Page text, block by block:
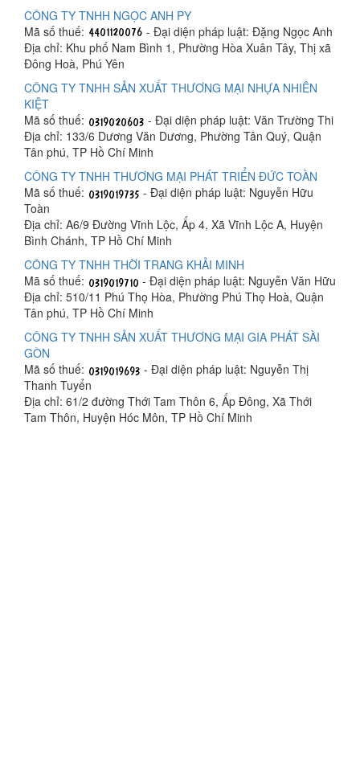
CÔNG TY TNHH NGỌC ANH PY
Mã số thuế:
- Đại diện pháp luật: Đặng Ngọc Anh
Địa chỉ: Khu phố Nam Bình 1, Phường Hòa Xuân Tây, Thị xã
Đông Hoà, Phú Yên
CÔNG TY TNHH SẢN XUẤT THƯƠNG MẠI NHỰA NHIÊN
KIỆT
Mã số thuế:
- Đại diện pháp luật: Văn Trường Thi
Địa chỉ: 133/6 Dương Văn Dương, Phường Tân Quý, Quận
Tân phú, TP Hồ Chí Minh
CÔNG TY TNHH THƯƠNG MẠI PHÁT TRIỂN ĐỨC TOÀN
Mã số thuế:
- Đại diện pháp luật: Nguyễn Hữu
Toàn
Địa chỉ: A6/9 Đường Vĩnh Lộc, Ấp 4, Xã Vĩnh Lộc A, Huyện
Bình Chánh, TP Hồ Chí Minh
CÔNG TY TNHH THỜI TRANG KHẢI MINH
Mã số thuế:
- Đại diện pháp luật: Nguyễn Văn Hữu
Địa chỉ: 510/11 Phú Thọ Hòa, Phường Phú Thọ Hoà, Quận
Tân phú, TP Hồ Chí Minh
CÔNG TY TNHH SẢN XUẤT THƯƠNG MẠI GIA PHÁT SÀI
GÒN
Mã số thuế:
- Đại diện pháp luật: Nguyễn Thị
Thanh Tuyển
Địa chỉ: 61/2 đường Thới Tam Thôn 6, Ấp Đông, Xã Thới
Tam Thôn, Huyện Hóc Môn, TP Hồ Chí Minh